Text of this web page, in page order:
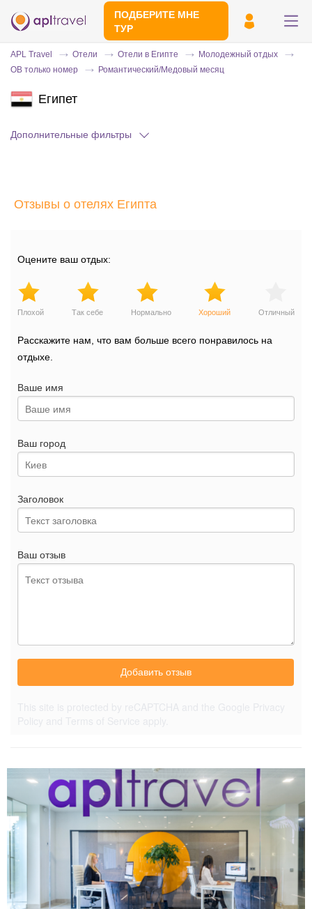
ПОДБЕРИТЕ МНЕ
ТУР
APL Travel Отели Отели в Египте
Молодежный отдых
OB только номер
Романтический/Медовый месяц
Египет
Дополнительные фильтры
Отзывы о отелях Египта
Оцените ваш отдых:
Плохой Так себе Нормально Хороший Отличный
Расскажите нам, что вам больше всего понравилось на
отдыхе.
Ваше имя
Ваш город
Заголовок
Ваш отзыв
Добавить отзыв